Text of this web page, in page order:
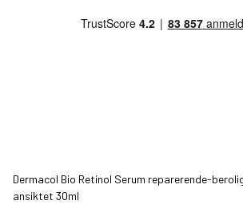
Dermacol Bio Retinol Serum reparerende-
ansiktet 30ml